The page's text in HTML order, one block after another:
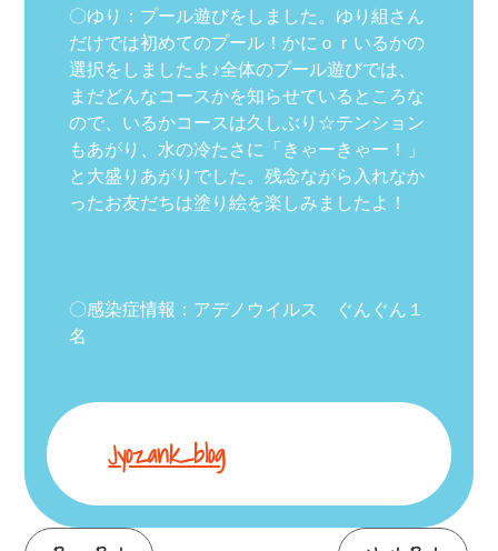
〇ゆり：プール遊びをしました。ゆり組さん
だけでは初めてのプール！かにｏｒいるかの
選択をしましたよ♪全体のプール遊びでは、
まだどんなコースかを知らせているところな
ので、いるかコースは久しぶり☆テンション
もあがり、水の冷たさに「きゃーきゃー！」
と大盛りあがりでした。残念ながら入れなか
ったお友だちは塗り絵を楽しみましたよ！
〇感染症情報：アデノウイルス ぐんぐん１
名
Jyozank_blog